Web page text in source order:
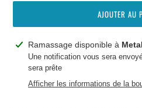
AJOUTER AU
Ajout
produit
Ramassage disponible à
Une notification vous sera
sera prête
Afficher les informations de la